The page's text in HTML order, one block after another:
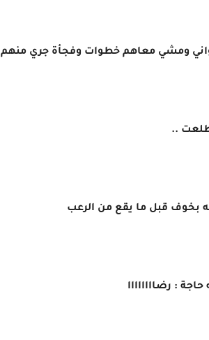
ومشي معاهم خطوات وفجأة جري منهم
..
بخوف قبل ما يقع من الرعب
: رضاااااااا